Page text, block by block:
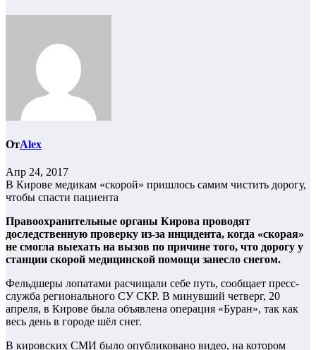
ОтAlex
Апр 24, 2017
В Кирове медикам «скорой» пришлось самим чистить дорогу,
чтобы спасти пациента
Правоохранительные органы Кирова проводят
доследственную проверку из-за инцидента, когда «скорая»
не смогла выехать на вызов по причине того, что дорогу у
станции скорой медицинской помощи занесло снегом.
Фельдшеры лопатами расчищали себе путь, сообщает пресс-
служба регионального СУ СКР. В минувший четверг, 20
апреля, в Кирове была объявлена операция «Буран», так как
весь день в городе шёл снег.
В кировских СМИ было опубликовано видео, на котором